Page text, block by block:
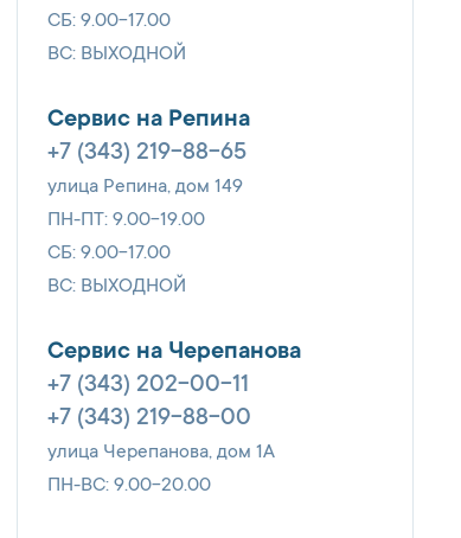
СБ: 9.00-17.00
ВС: ВЫХОДНОЙ
Сервис на Репина
+7 (343) 219-88-65
улица Репина, дом 149
ПН-ПТ: 9.00-19.00
СБ: 9.00-17.00
ВС: ВЫХОДНОЙ
Сервис на Черепанова
+7 (343) 202-00-11
+7 (343) 219-88-00
улица Черепанова, дом 1А
ПН-ВС: 9.00-20.00